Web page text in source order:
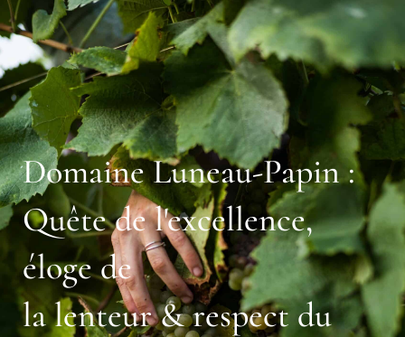
Domaine Luneau-Papin :
Quête de l'excellence,
éloge de
la lenteur & respect du